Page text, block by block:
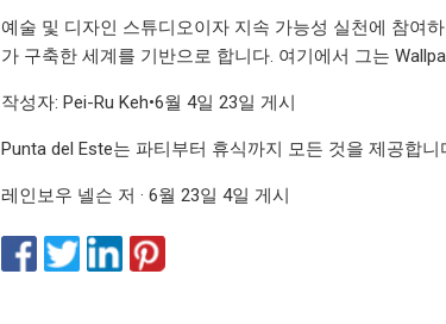
예술 및 디자인 스튜디오이자 지속 가능성 실천에 참여
가 구축한 세계를 기반으로 합니다. 여기에서 그는
작성자: Pei-Ru Keh•6월 4일 23일 게시
Punta del Este는 파티부터 휴식까지 모든 것을 제공합
레인보우 넬슨 저 · 6월 23일 4일 게시